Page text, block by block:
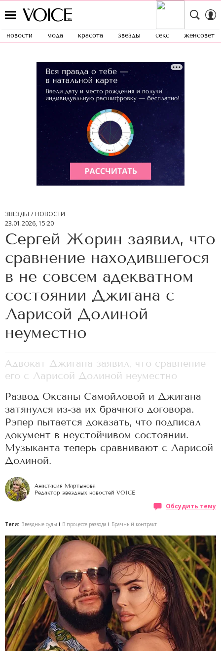
новости мода красота звезды секс женсовет
ЗВЕЗДЫ
НОВОСТИ
23.01.2026, 15:20
Сергей Жорин заявил, что
сравнение находившегося
в не совсем адекватном
состоянии Джигана с
Ларисой Долиной
неуместно
Адвокат Джигана заявил, что сравнение
его с Ларисой Долиной неуместно
Развод Оксаны Самойловой и Джигана
затянулся из-за их брачного договора.
Рэпер пытается доказать, что подписал
документ в неустойчивом состоянии.
Музыканта теперь сравнивают с Ларисой
Долиной.
Анастасия Мартынова
Редактор звездных новостей VOICE
Обсудить тему
Теги: Звездные суды В процессе развода Брачный контракт